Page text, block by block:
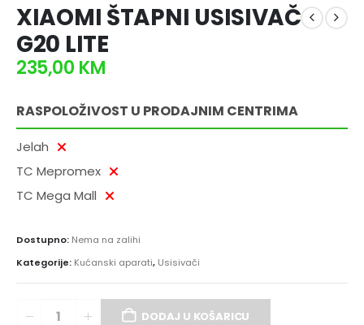
XIAOMI ŠTAPNI USISIVAČ
G20 LITE
235,00 KM
RASPOLOŽIVOST U PRODAJNIM CENTRIMA
Jelah
TC Mepromex
TC Mega Mall
Dostupno: Nema na zalihi
Kategorije: Kućanski aparati, Usisivači
DODAJ U KOŠARICU